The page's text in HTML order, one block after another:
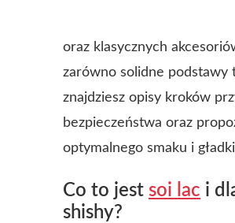
oraz klasycznych
zarówno solidne podstawy
znajdziesz opisy kroków
bezpieczeństwa oraz
optymalnego smaku i
Co to jest soi lac i
shishy?